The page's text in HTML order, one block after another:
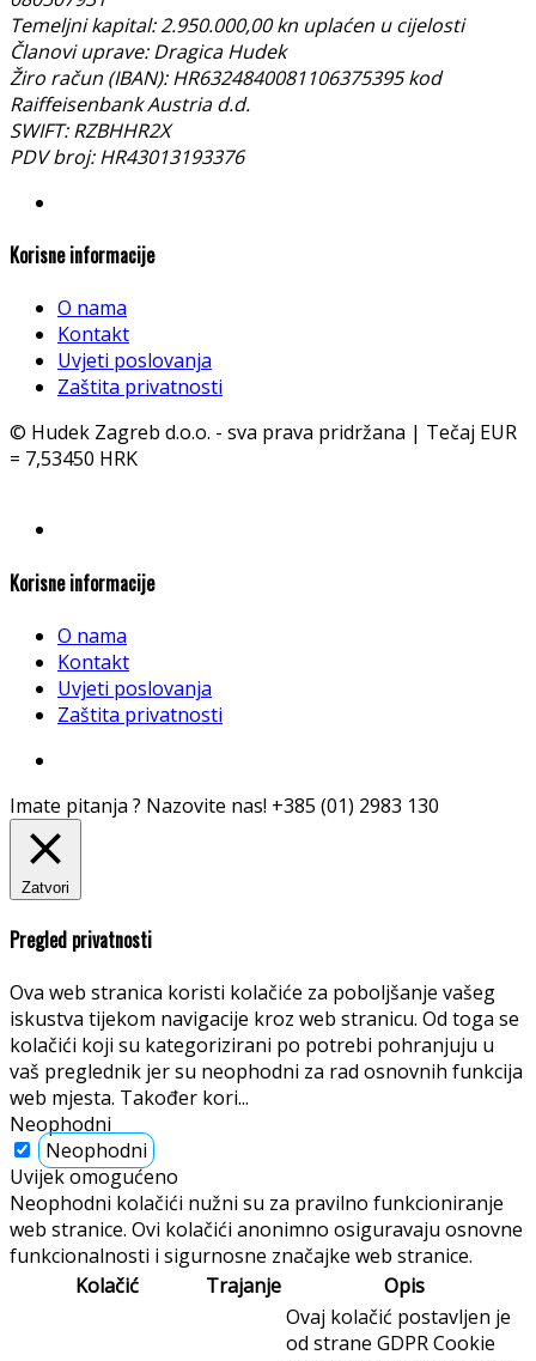
Temeljni kapital: 2.950.000,00 kn uplaćen u cijelosti
Članovi uprave: Dragica Hudek
Žiro račun (IBAN): HR6324840081106375395 kod
Raiffeisenbank Austria d.d.
SWIFT: RZBHHR2X
PDV broj: HR43013193376
Korisne informacije
O nama
Kontakt
Uvjeti poslovanja
Zaštita privatnosti
© Hudek Zagreb d.o.o. - sva prava pridržana | Tečaj EUR
= 7,53450 HRK
Korisne informacije
O nama
Kontakt
Uvjeti poslovanja
Zaštita privatnosti
Imate pitanja ? Nazovite nas! +385 (01) 2983 130
Zatvori
Pregled privatnosti
Ova web stranica koristi kolačiće za poboljšanje vašeg
iskustva tijekom navigacije kroz web stranicu. Od toga se
kolačići koji su kategorizirani po potrebi pohranjuju u
vaš preglednik jer su neophodni za rad osnovnih funkcija
web mjesta. Također kori...
Neophodni
Neophodni
Uvijek omogućeno
Neophodni kolačići nužni su za pravilno funkcioniranje
web stranice. Ovi kolačići anonimno osiguravaju osnovne
funkcionalnosti i sigurnosne značajke web stranice.
Kolačić
Trajanje Opis
Ovaj kolačić postavljen je
od strane GDPR Cookie